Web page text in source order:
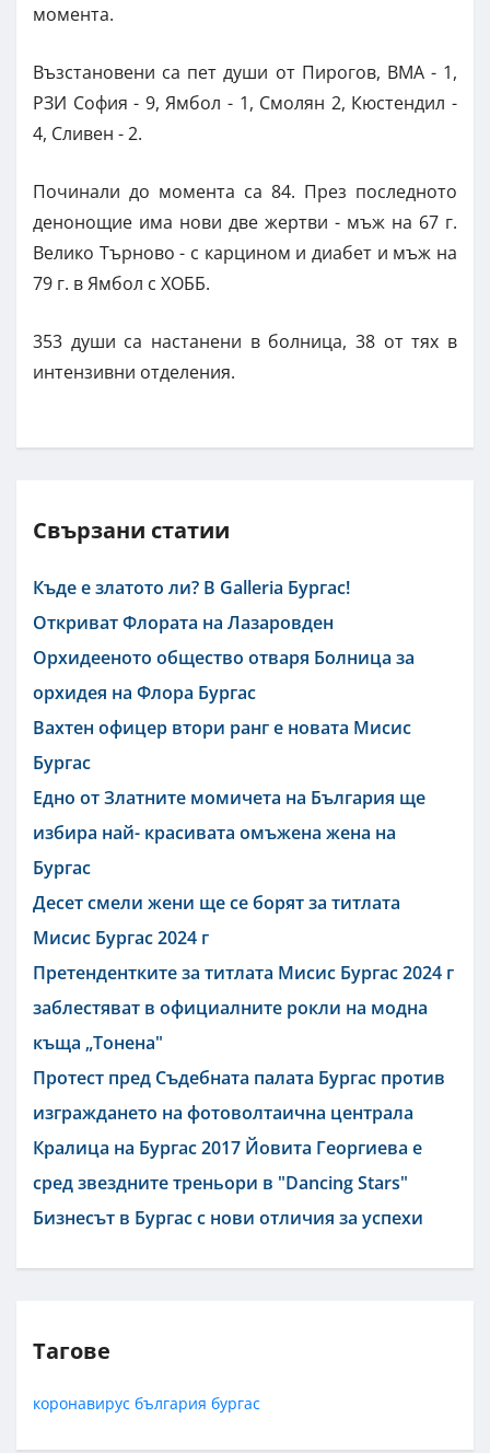
момента.
Възстановени са пет души от Пирогов, ВМА - 1,
РЗИ София - 9, Ямбол - 1, Смолян 2, Кюстендил -
4, Сливен - 2.
Починали до момента са 84. През последното
денонощие има нови две жертви - мъж на 67 г.
Велико Търново - с карцином и диабет и мъж на
79 г. в Ямбол с ХОББ.
353 души са настанени в болница, 38 от тях в
интензивни отделения.
Свързани статии
Къде е златото ли? В Galleria Бургас!
Откриват Флората на Лазаровден
Орхидееното общество отваря Болница за
орхидея на Флора Бургас
Вахтен офицер втори ранг е новата Мисис
Бургас
Едно от Златните момичета на България ще
избира най- красивата омъжена жена на
Бургас
Десет смели жени ще се борят за титлата
Мисис Бургас 2024 г
Претендентките за титлата Мисис Бургас 2024 г
заблестяват в официалните рокли на модна
къща „Тонена"
Протест пред Съдебната палата Бургас против
изграждането на фотоволтаична централа
Кралица на Бургас 2017 Йовита Георгиева е
сред звездните треньори в "Dancing Stars"
Бизнесът в Бургас с нови отличия за успехи
Тагове
коронавирус българия бургас